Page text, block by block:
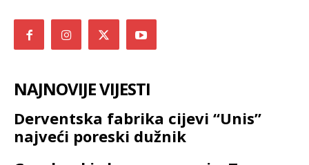
NAJNOVIJE VIJESTI
Derventska fabrika cijevi “Unis”
najveći poreski dužnik